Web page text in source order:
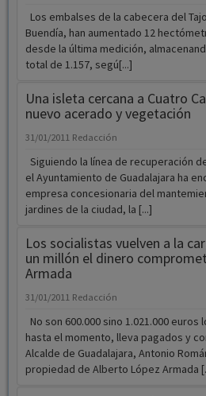
Los embalses de la cabecera del
Buendía, han aumentado 12
desde la última medición,
total de 1.157, segú[...]
Una isleta cercana a Cuatro
nuevo acerado y vegetación
31/01/2011 Redacción
Siguiendo la línea de recuperación
el Ayuntamiento de Guadalajara ha
empresa concesionaria del
jardines de la ciudad, la [...]
Los socialistas vuelven a la
un millón el dinero
Armada
31/01/2011 Redacción
No son 600.000 sino 1.021.000 euros
hasta el momento, lleva pagados y
Alcalde de Guadalajara, Antonio
propiedad de Alberto López Armada